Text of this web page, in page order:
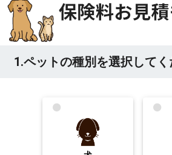
1.ペットの種別を選択して